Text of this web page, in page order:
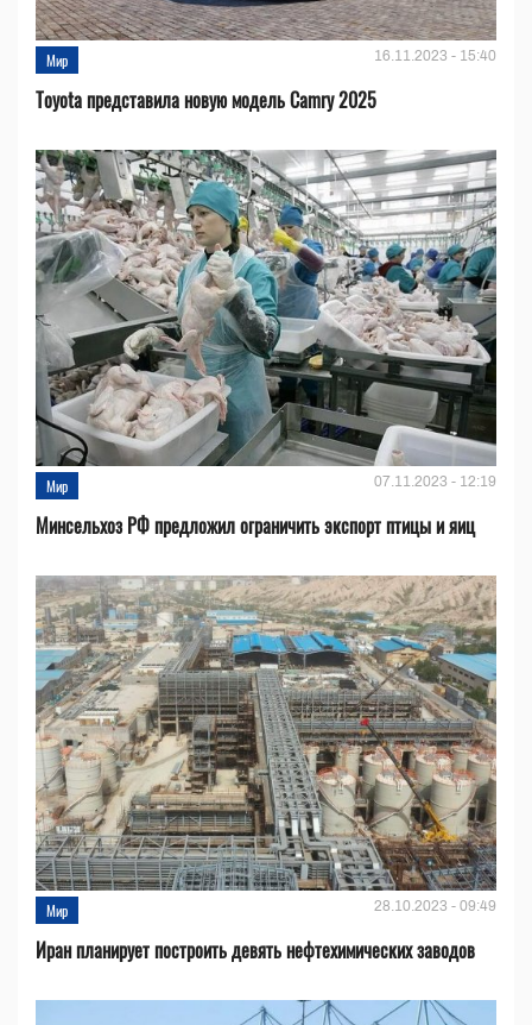
Мир 16.11.2023 - 15:40
Toyota представила новую модель Camry 2025
Мир 07.11.2023 - 12:19
Минсельхоз РФ предложил ограничить экспорт птицы и яиц
Мир 28.10.2023 - 09:49
Иран планирует построить девять нефтехимических заводов